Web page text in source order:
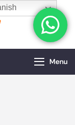
Viajes Marvel
Viajes Marvel
Menu